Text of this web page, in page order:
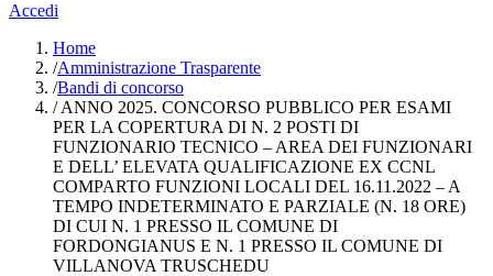
Accedi
Home
/Amministrazione Trasparente
/Bandi di concorso
/ANNO 2025. CONCORSO PUBBLICO PER ESAMI
PER LA COPERTURA DI N. 2 POSTI DI
FUNZIONARIO TECNICO – AREA DEI FUNZIONARI
E DELL’ ELEVATA QUALIFICAZIONE EX CCNL
COMPARTO FUNZIONI LOCALI DEL 16.11.2022 – A
TEMPO INDETERMINATO E PARZIALE (N. 18 ORE)
DI CUI N. 1 PRESSO IL COMUNE DI
FORDONGIANUS E N. 1 PRESSO IL COMUNE DI
VILLANOVA TRUSCHEDU